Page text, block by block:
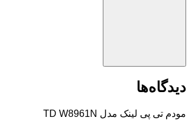
دیدگاه‌ها
مودم تی پی لینک مدل TD W8961N